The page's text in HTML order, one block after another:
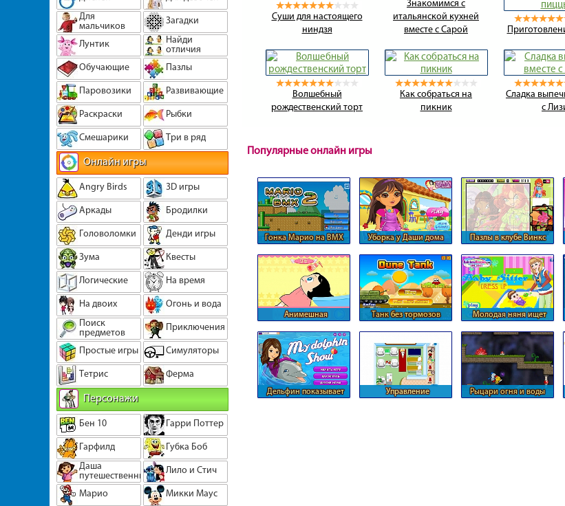
Для
мальчиков
Загадки
Лунтик
Найди
отличия
Обучающие
Пазлы
Паровозики
Развивающие
Раскраски
Рыбки
Смешарики
Три в ряд
Онлайн игры
Angry Birds
3D игры
Аркады
Бродилки
Головоломки
Денди игры
Зума
Квесты
Логические
На время
На двоих
Огонь и вода
Поиск
предметов
Приключения
Простые игры
Симуляторы
Тетрис
Ферма
Персонажи
Бен 10
Гарри Поттер
Гарфилд
Губка Боб
Даша
путешественница
Лило и Стич
Марио
Микки Маус
Суши для настоящего
ниндзя
Знакомимся с
итальянской кухней
вместе с Сарой
Волшебный
рождественский торт
Как собраться на
пикник
Сладка
с
Популярные онлайн игры
Гонка Марио на BMX Уборка у Даши дома Пазлы в клубе Винкс
Анимешная
Танк без тормозов
Молодая няня ищет
Дельфин показывает
Управление
Рыцари огня и воды